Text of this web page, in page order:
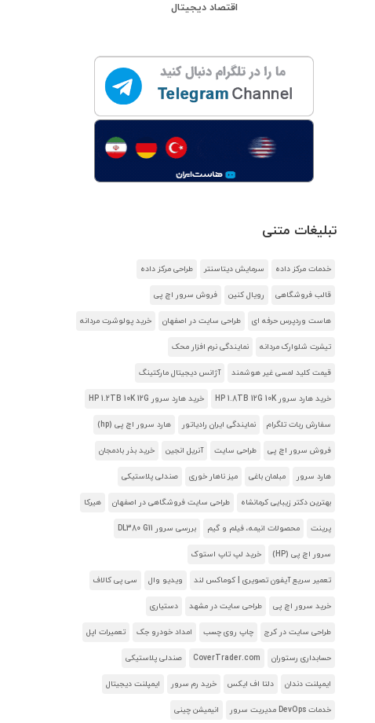
اقتصاد دیجیتال
تبلیغات متنی
خدمات مرکز داده سرمایش دیتاسنتر طراحی مرکز داده
قالب فروشگاهی رویال کنین فروش سرور اچ پی
هاست وردپرس حرفه ای طراحی سایت در اصفهان خرید پولوشرت مردانه
تیشرت شلوارک مردانه نمایندگی نرم افزار محک
قیمت کلید لمسی غیر هوشمند آژانس دیجیتال مارکتینگ
خرید هارد سرور HP 1.8TB 12G 10K خرید هارد سرور HP 1.2TB 10K 12G
سفارش ربات تلگرام نمایندگی ایران رادیاتور هارد سرور اچ پی (hp)
فروش سرور اچ پی طراحی سایت آنریل انجین خرید بذر بادمجان
هارد سرور مبلمان باغی میز ناهار خوری صندلی پلاستیکی
بهترین دکتر زیبایی کرمانشاه طراحی سایت فروشگاهی در اصفهان هیرکا
پرینت محصولات انیمه، فیلم و گیم بررسی سرور DL380 G11
سرور اچ پی (HP) خرید لپ تاپ استوک
تعمیر سریع آیفون تصویری | کوماکس لند ویدیو وال سی پی کالاف
خرید سرور اچ پی طراحی سایت در مشهد دستیاری
طراحی سایت در کرج چاپ روی چسب امداد خودرو جک تعمیرات اپل
حسابداری رستوران CoverTrader.com صندلی پلاستیکی
ایمپلنت دندان دلتا اف ایکس خرید رم سرور ایمپلنت دیجیتال
خدمات DevOps مدیریت سرور انیمیشن چینی